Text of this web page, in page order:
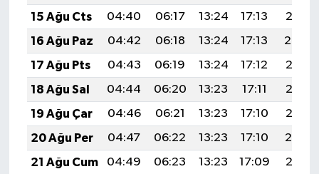
15 Ağu Cts
04:40 06:17 13:24 17:13
20:21
16 Ağu Paz
04:42 06:18 13:24 17:13
20:20
17 Ağu Pts
04:43 06:19 13:24 17:12
20:18
18 Ağu Sal
04:44 06:20 13:23 17:11
20:17
19 Ağu Çar
04:46 06:21 13:23 17:10
20:15
20 Ağu Per
04:47 06:22 13:23 17:10
20:14
21 Ağu Cum
04:49 06:23 13:23 17:09
20:12